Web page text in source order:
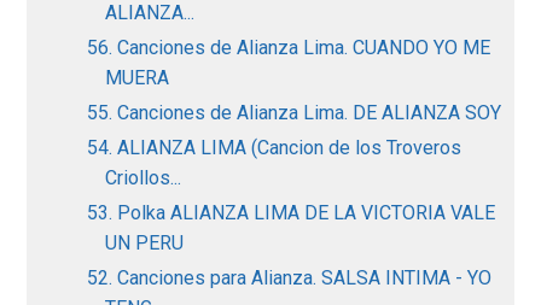
ALIANZA...
56. Canciones de Alianza Lima. CUANDO YO ME
MUERA
55. Canciones de Alianza Lima. DE ALIANZA SOY
54. ALIANZA LIMA (Cancion de los Troveros
Criollos...
53. Polka ALIANZA LIMA DE LA VICTORIA VALE
UN PERU
52. Canciones para Alianza. SALSA INTIMA - YO